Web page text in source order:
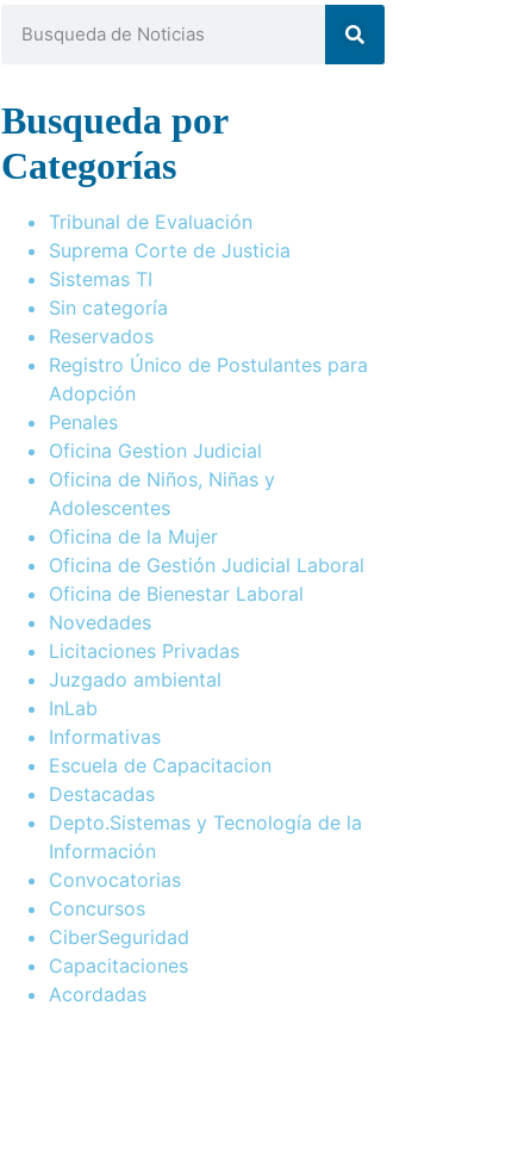
Busqueda por
Categorías
Tribunal de Evaluación
Suprema Corte de Justicia
Sistemas TI
Sin categoría
Reservados
Registro Único de Postulantes para
Adopción
Penales
Oficina Gestion Judicial
Oficina de Niños, Niñas y
Adolescentes
Oficina de la Mujer
Oficina de Gestión Judicial Laboral
Oficina de Bienestar Laboral
Novedades
Licitaciones Privadas
Juzgado ambiental
InLab
Informativas
Escuela de Capacitacion
Destacadas
Depto.Sistemas y Tecnología de la
Información
Convocatorias
Concursos
CiberSeguridad
Capacitaciones
Acordadas